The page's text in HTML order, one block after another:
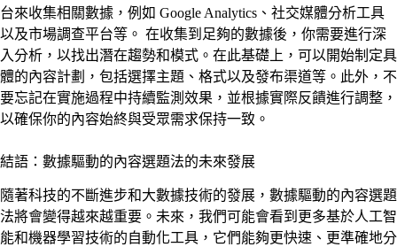
台來收集相關數據，例如 Google Analytics、社交媒體分析工具
以及市場調查平台等。 在收集到足夠的數據後，你需要進行深
入分析，以找出潛在趨勢和模式。在此基礎上，可以開始制定具
體的內容計劃，包括選擇主題、格式以及發布渠道等。此外，不
要忘記在實施過程中持續監測效果，並根據實際反饋進行調整，
以確保你的內容始終與受眾需求保持一致。
結語：數據驅動的內容選題法的未來發展
隨著科技的不斷進步和大數據技術的發展，數據驅動的內容選題
法將會變得越來越重要。未來，我們可能會看到更多基於人工智
能和機器學習技術的自動化工具，它們能夠更快速、更準確地分